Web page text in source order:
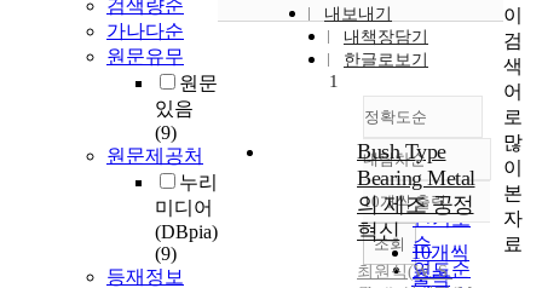
검색량순
가나다순
원문유무
원문
있음
(9)
원문제공처
누리
미디어
(DBpia)
(9)
등재정보
내보내기
내책장담기
한글로보기
정확도순
정확도
순
인기도
순
연도순
내림차순
내림차순
10개씩 출력
10개씩
출력
조회
1
Bush Type
Bearing Metal
의 제조 공정
혁신
최원식(W. S.
이
검
색
어
로
많
이
본
자
료